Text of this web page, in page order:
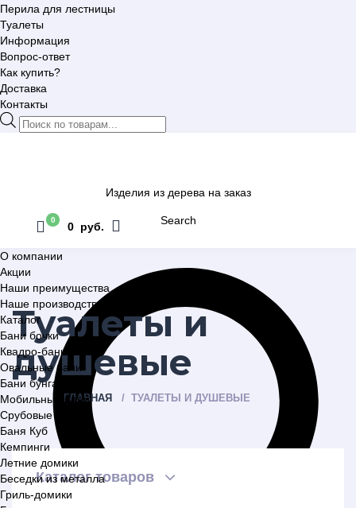
Перила для лестницы
Туалеты
Информация
Вопрос-ответ
Как купить?
Доставка
Контакты
Поиск
товаров
Изделия из дерева на заказ
Search
0
0 руб.
О компании
Акции
Наши преимущества
Наше производство
Каталог
Бани бочки
Квадро-бани
Овальные бани
Бани бунгало
Мобильные бани
Срубовые бани
Баня Куб
Кемпинги
Летние домики
Беседки из металла
Гриль-домики
Туалеты и
душевые
ГЛАВНАЯ ТУАЛЕТЫ И ДУШЕВЫЕ
Каталог товаров